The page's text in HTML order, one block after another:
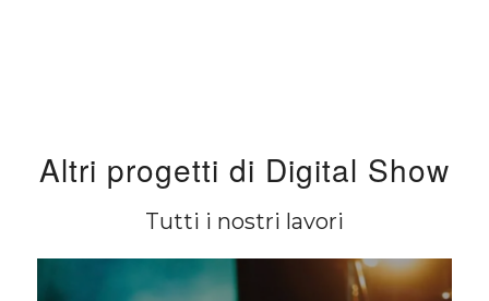
Altri progetti di Digital Show
Tutti i nostri lavori